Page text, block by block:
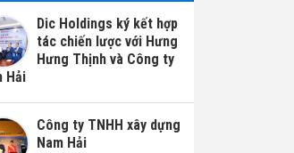
Dic Holdings ký kết hợp
tác chiến lược với Hưng
Hưng Thịnh và Công ty
Hải
Công ty TNHH xây dựng
Nam Hải